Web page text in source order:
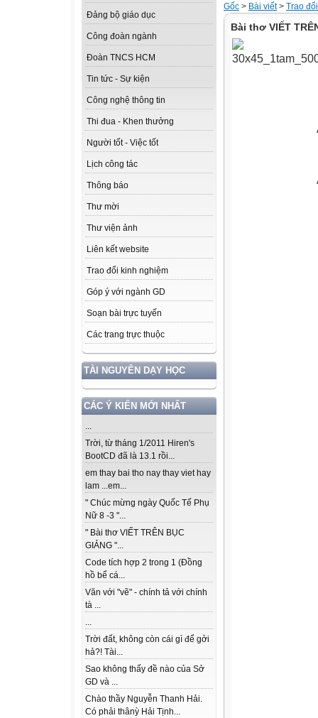
Đảng bộ giáo dục
Công đoàn ngành
Đoàn TNCS HCM
Tin tức - Sự kiện
Công nghệ thông tin
Thi đua - Khen thưởng
Người tốt - Việc tốt
Lịch công tác
Thông báo
Thư mời
Thư viện ảnh
Liên kết website
Trao đổi kinh nghiệm
Góp ý với ngành GD
Soạn bài trực tuyến
Các trang trực thuộc
TÀI NGUYÊN DẠY HỌC
CÁC Ý KIẾN MỚI NHẤT
...
Trời, từ tháng 1/2011 Hiren's
BootCD đã là 13.1 rồi...
em thay bai tho nay thay viet hay
lam ...em...
" Chúc mừng ngày Quốc Tế Phụ
Nữ 8 -3 "...
" Bài thơ VIẾT TRÊN BỤC
GIẢNG "...
Code tích hợp 2 trong 1 (Đồng
hồ bể cá...
Văn với "vẽ" - chính tả với chính
tà ...
...
Trời đất, không còn cái gì để gởi
hả?! Tài...
Sao không thấy đề nào của Sở
GD và ...
Chào thầy Nguyễn Thanh Hải.
Có phải thânỳ Hải Tịnh...
Gốc > Bài viết> Trao
Bài thơ VIẾT
Anh
Anh viết